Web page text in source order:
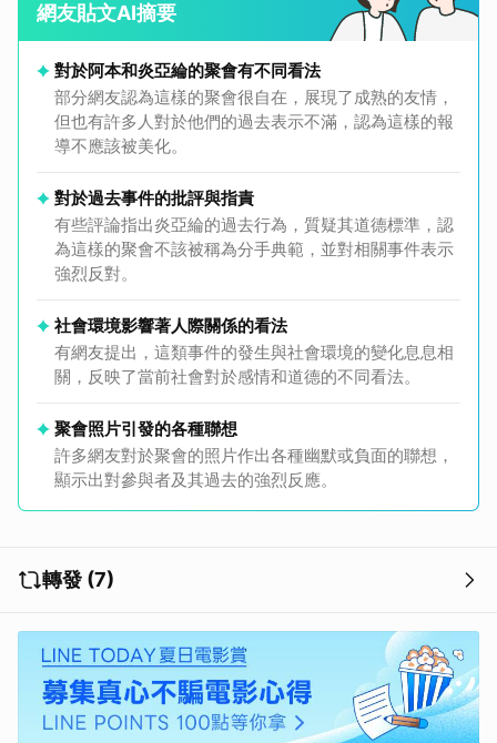
網友貼文AI摘要
對於阿本和炎亞綸的聚會有不同看法
部分網友認為這樣的聚會很自在，展現了成熟的友情，
但也有許多人對於他們的過去表示不滿，認為這樣的報
導不應該被美化。
對於過去事件的批評與指責
有些評論指出炎亞綸的過去行為，質疑其道德標準，認
為這樣的聚會不該被稱為分手典範，並對相關事件表示
強烈反對。
社會環境影響著人際關係的看法
有網友提出，這類事件的發生與社會環境的變化息息相
關，反映了當前社會對於感情和道德的不同看法。
聚會照片引發的各種聯想
許多網友對於聚會的照片作出各種幽默或負面的聯想，
顯示出對參與者及其過去的強烈反應。
轉發 (7)
取消